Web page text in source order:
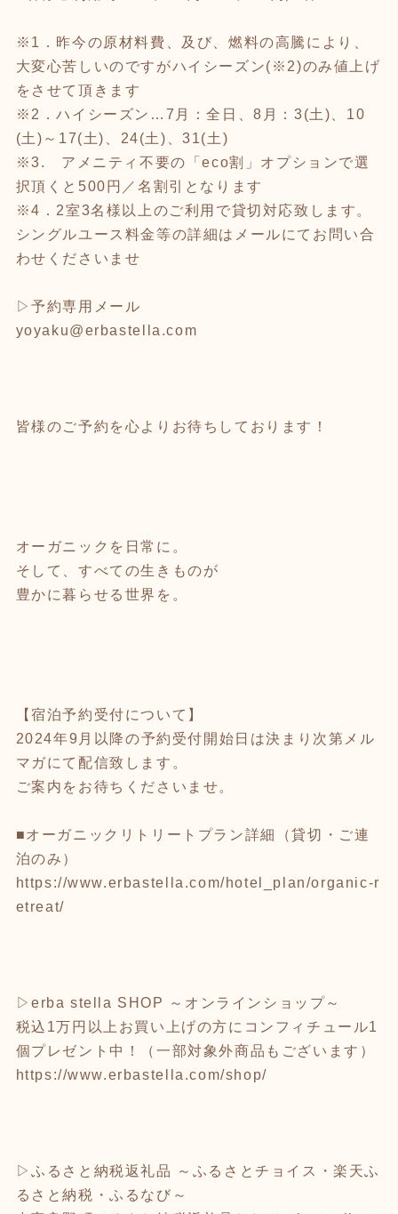
※1．昨今の原材料費、及び、燃料の高騰により、
大変心苦しいのですがハイシーズン(※2)のみ値上げ
をさせて頂きます
※2．ハイシーズン…7月：全日、8月：3(土)、10
(土)～17(土)、24(土)、31(土)
※3. アメニティ不要の「eco割」オプションで選
択頂くと500円／名割引となります
※4．2室3名様以上のご利用で貸切対応致します。
シングルユース料金等の詳細はメールにてお問い合
わせくださいませ
▷予約専用メール
yoyaku@erbastella.com
皆様のご予約を心よりお待ちしております！
オーガニックを日常に。
そして、すべての生きものが
豊かに暮らせる世界を。
【宿泊予約受付について】
2024年9月以降の予約受付開始日は決まり次第メル
マガにて配信致します。
ご案内をお待ちくださいませ。
■オーガニックリトリートプラン詳細（貸切・ご連
泊のみ）
https://www.erbastella.com/hotel_plan/organic-r
etreat/
▷erba stella SHOP ～オンラインショップ～
税込1万円以上お買い上げの方にコンフィチュール1
個プレゼント中！（一部対象外商品もございます）
https://www.erbastella.com/shop/
▷ふるさと納税返礼品 ～ふるさとチョイス・楽天ふ
るさと納税・ふるなび～